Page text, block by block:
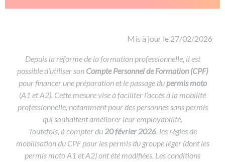
Formations pro.
Formation CACES
Devenir enseignant de la conduite
Mis à jour le 27/02/2026
Depuis la réforme de la formation professionnelle, il est
possible d’utiliser son Compte Personnel de Formation (CPF)
pour financer une préparation et le passage dupermis moto
(A1 et A2). Cette mesure vise à faciliter l’accès à la mobilité
professionnelle, notamment pour des personnes sans permis
qui souhaitent améliorer leur employabilité.
Toutefois, à compter du 20 février 2026, les règles de
mobilisation du CPF pour les permis du groupe léger (dont les
permis moto A1 et A2) ont été modifiées. Les conditions